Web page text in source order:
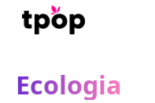
Ecologia